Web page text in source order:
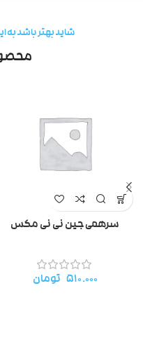
شاید بهتر باشد به
سرهمی جین نی نی مکس
۵۱۰.۰۰۰ تومان